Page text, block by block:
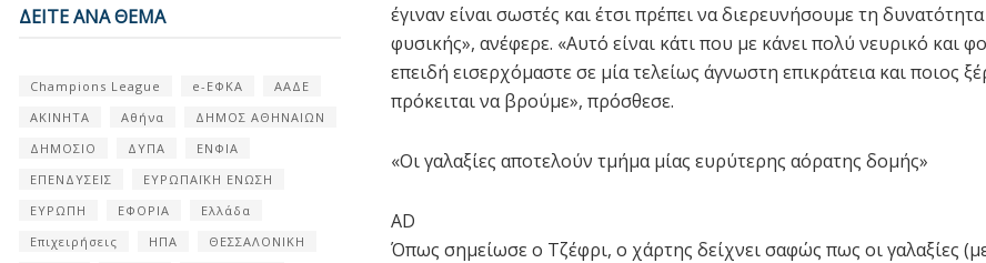
έγιναν είναι σωστές και έτσι πρέπει να διερευνήσουμε τη δυνατότητα
φυσικής», ανέφερε. «Αυτό είναι κάτι που με κάνει πολύ νευρικό και
επειδή εισερχόμαστε σε μία τελείως άγνωστη επικράτεια και ποιος
πρόκειται να βρούμε», πρόσθεσε.
«Οι γαλαξίες αποτελούν τμήμα μίας ευρύτερης αόρατης δομής»
AD
Όπως σημείωσε ο Τζέφρι, ο χάρτης δείχνει σαφώς πως οι γαλαξίες
ΔΕΙΤΕ ΑΝΑ ΘΕΜΑ
Champions League e-ΕΦΚΑ
ΑΑΔΕ
ΑΚΙΝΗΤΑ
Αθήνα
ΔΗΜΟΣ ΑΘΗΝΑΙΩΝ
ΔΗΜΟΣΙΟ
ΔΥΠΑ
ΕΝΦΙΑ
ΕΠΕΝΔΥΣΕΙΣ
ΕΥΡΩΠΑΪΚΗ ΕΝΩΣΗ
ΕΥΡΩΠΗ
ΕΦΟΡΙΑ
Ελλάδα
Επιχειρήσεις
ΗΠΑ
ΘΕΣΣΑΛΟΝΙΚΗ